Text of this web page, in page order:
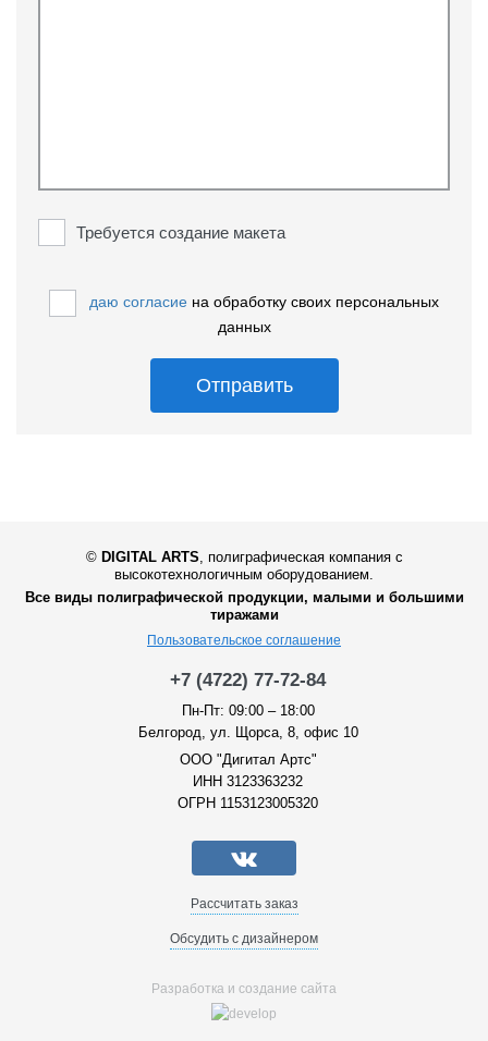
Требуется создание макета
даю согласие на обработку своих персональных
данных
Отправить
© DIGITAL ARTS
полиграфическая компания с
высокотехнологичным оборудованием.
Все виды полиграфической продукции, малыми и большими
тиражами
Пользовательское соглашение
+7 (4722) 77-72-84
Пн-Пт: 09:00 – 18:00
Белгород, ул. Щорса, 8, офис 10
ООО "Дигитал Артс"
ИНН 3123363232
ОГРН 1153123005320
Рассчитать заказ
Обсудить с дизайнером
Разработка и создание сайта